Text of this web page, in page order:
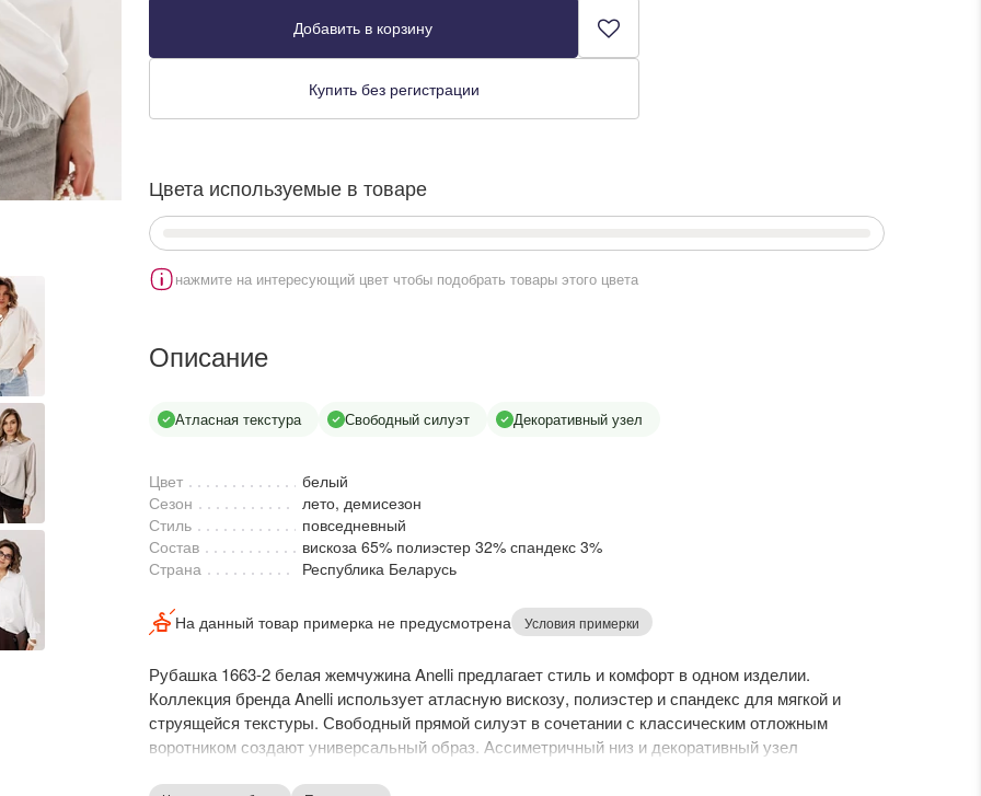
Добавить в корзину
Купить без регистрации
Цвета используемые в товаре
нажмите на интересующий цвет чтобы подобрать товары этого цвета
Описание
Атласная текстура Свободный силуэт Декоративный узел
Цвет
белый
Сезон
лето, демисезон
Стиль
повседневный
Состав
вискоза 65% полиэстер 32% спандекс 3%
Страна
Республика Беларусь
На данный товар примерка не предусмотрена Условия примерки
Рубашка 1663-2 белая жемчужина Anelli предлагает стиль и комфорт в одном изделии.
Коллекция бренда Anelli использует атласную вискозу, полиэстер и спандекс для мягкой и
струящейся текстуры. Свободный прямой силуэт в сочетании с классическим отложным
воротником создают универсальный образ. Ассиметричный низ и декоративный узел